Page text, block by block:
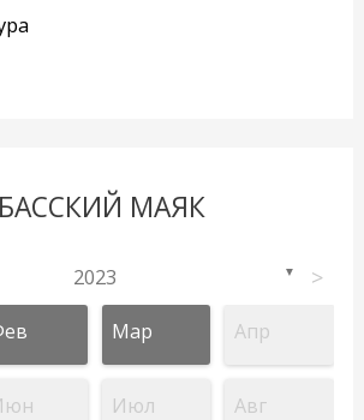
МАЯК
2023 ▼ >
Мар Апр
Июл Авг